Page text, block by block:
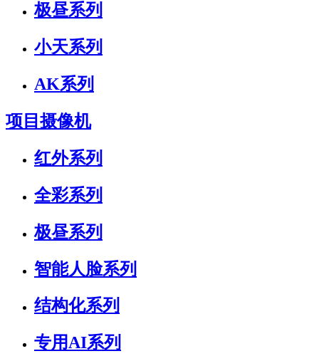
极昼系列
小天系列
AK系列
项目摄像机
红外系列
全彩系列
极昼系列
智能人脸系列
结构化系列
专用AI系列